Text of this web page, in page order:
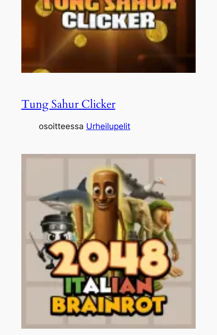
Tung Sahur Clicker
osoitteessa Urheilupelit